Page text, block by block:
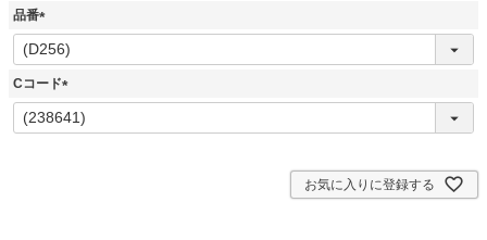
品番
(
必
須
Cコード
(
必
お気に入りに登録する